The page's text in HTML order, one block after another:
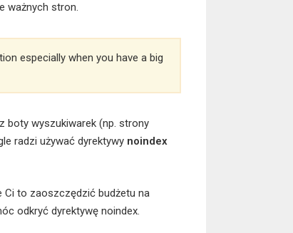
ważnych stron.
especially when you have a big
boty wyszukiwarek (np. strony
radzi używać dyrektywy noindex
Ci to zaoszczędzić budżetu na
odkryć dyrektywę noindex.